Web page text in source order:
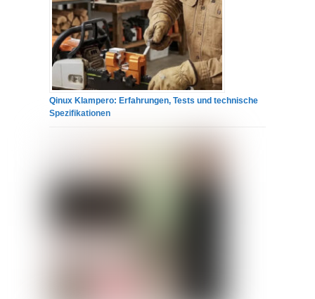
Qinux Klampero: Erfahrungen, Tests und technische
Spezifikationen